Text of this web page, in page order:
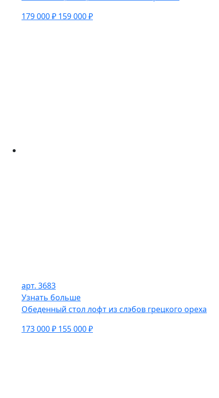
179 000 ₽ 159 000 ₽
арт. 3683
Узнать больше
Обеденный стол лофт из слэбов грецкого ореха
173 000 ₽ 155 000 ₽